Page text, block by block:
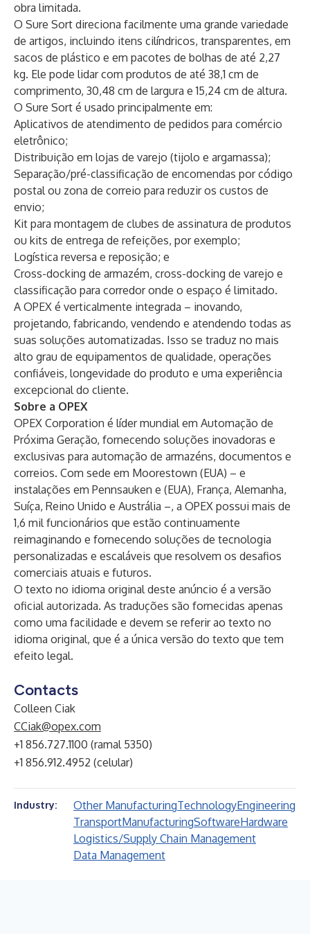
obra limitada.
O Sure Sort direciona facilmente uma grande variedade
de artigos, incluindo itens cilíndricos, transparentes, em
sacos de plástico e em pacotes de bolhas de até 2,27
kg. Ele pode lidar com produtos de até 38,1 cm de
comprimento, 30,48 cm de largura e 15,24 cm de altura.
O Sure Sort é usado principalmente em:
Aplicativos de atendimento de pedidos para comércio
eletrônico;
Distribuição em lojas de varejo (tijolo e argamassa);
Separação/pré-classificação de encomendas por código
postal ou zona de correio para reduzir os custos de
envio;
Kit para montagem de clubes de assinatura de produtos
ou kits de entrega de refeições, por exemplo;
Logística reversa e reposição; e
Cross-docking de armazém, cross-docking de varejo e
classificação para corredor onde o espaço é limitado.
A OPEX é verticalmente integrada – inovando,
projetando, fabricando, vendendo e atendendo todas as
suas soluções automatizadas. Isso se traduz no mais
alto grau de equipamentos de qualidade, operações
confiáveis, longevidade do produto e uma experiência
excepcional do cliente.
Sobre a OPEX
OPEX Corporation é líder mundial em Automação de
Próxima Geração, fornecendo soluções inovadoras e
exclusivas para automação de armazéns, documentos e
correios. Com sede em Moorestown (EUA) – e
instalações em Pennsauken e (EUA), França, Alemanha,
Suíça, Reino Unido e Austrália –, a OPEX possui mais de
1,6 mil funcionários que estão continuamente
reimaginando e fornecendo soluções de tecnologia
personalizadas e escaláveis que resolvem os desafios
comerciais atuais e futuros.
O texto no idioma original deste anúncio é a versão
oficial autorizada. As traduções são fornecidas apenas
como uma facilidade e devem se referir ao texto no
idioma original, que é a única versão do texto que tem
efeito legal.
Contacts
Colleen Ciak
CCiak@opex.com
+1 856.727.1100 (ramal 5350)
+1 856.912.4952 (celular)
Industry: Other ManufacturingTechnologyEngineering
TransportManufacturingSoftwareHardware
Logistics/Supply Chain Management
Data Management